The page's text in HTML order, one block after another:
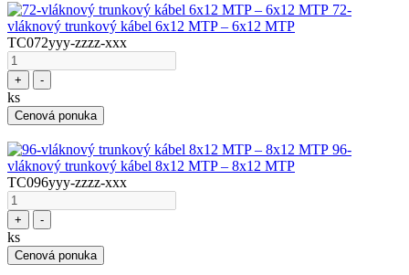
72-
vláknový trunkový kábel 6x12 MTP – 6x12 MTP
TC072yyy-zzzz-xxx
+ -
ks
Cenová ponuka
96-
vláknový trunkový kábel 8x12 MTP – 8x12 MTP
TC096yyy-zzzz-xxx
+ -
ks
Cenová ponuka